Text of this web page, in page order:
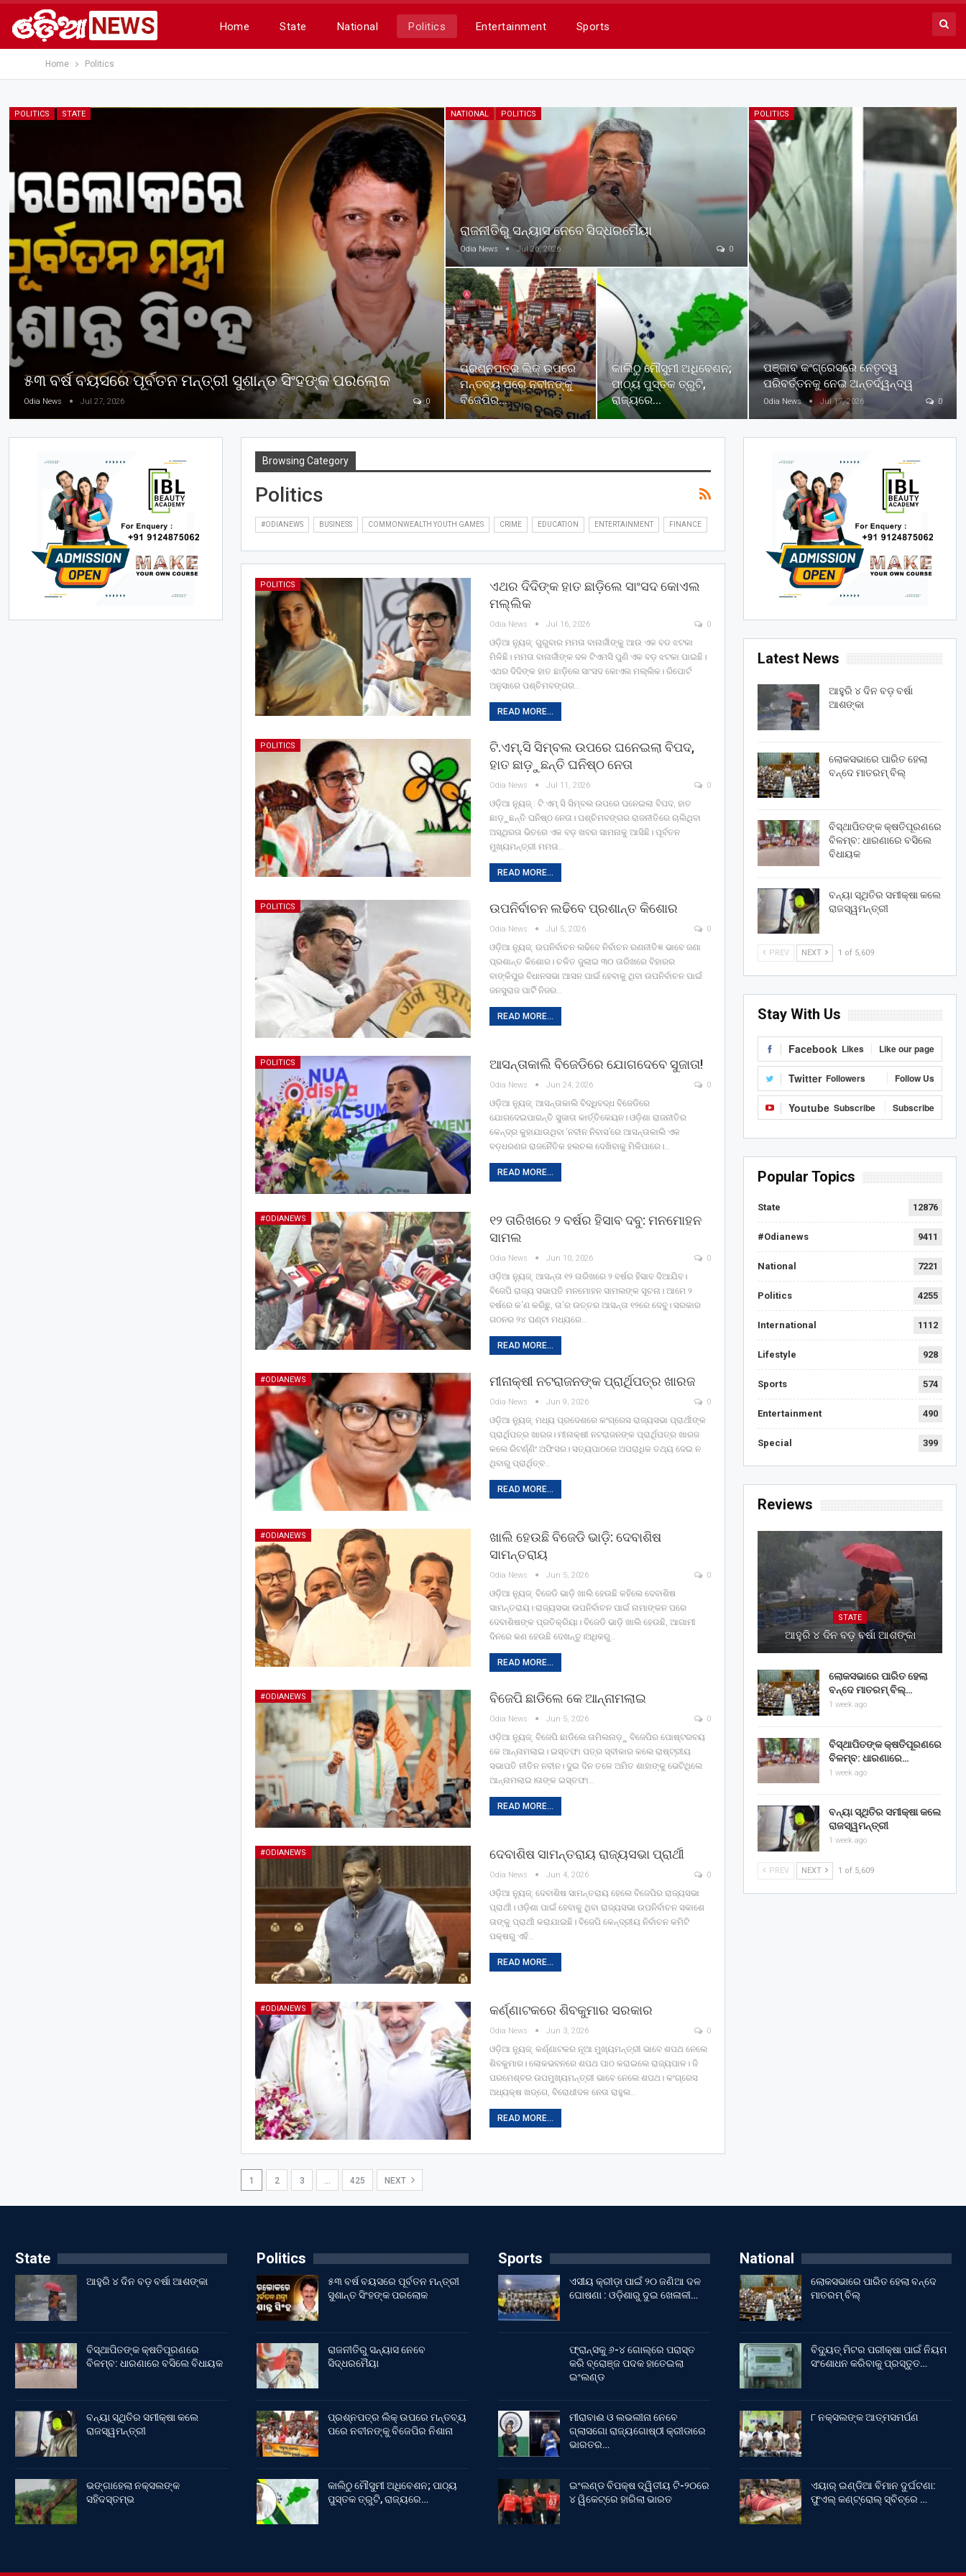
Home State National Politics Entertainment Sports
Home Politics
POLITICS STATE
୫୩ ବର୍ଷ ବୟସରେ ପୂର୍ବତନ ମନ୍ତ୍ରୀ ସୁଶାନ୍ତ ସିଂହଙ୍କ ପରଲୋକ
Odia News Jul 27, 2026 0
NATIONAL POLITICS
ରାଜନୀତିରୁ ସନ୍ୟାସ ନେବେ ସିଦ୍ଧରମୈୟା
Odia News Jul 26, 2026 0
ପ୍ରଶ୍ନପତ୍ର ଲିକ୍ ଉପରେ
ମନ୍ତବ୍ୟ ପରେ ନବୀନଙ୍କୁ
ବିଜେପିର…
କାଲିଠୁ ମୌସୁମୀ ଅଧିବେଶନ;
ପାଠ୍ୟ ପୁସ୍ତକ ତ୍ରୁଟି,
ରାଜ୍ୟରେ…
POLITICS
ପଞ୍ଜାବ କଂଗ୍ରେସରେ ନେତୃତ୍ୱ
ପରିବର୍ତ୍ତନକୁ ନେଇ ଅନ୍ତର୍ଦ୍ୱନ୍ଦ୍ୱ
Odia News Jul 17, 2026 0
Browsing Category
Politics
#ODIANEWS BUSINESS COMMONWEALTH YOUTH GAMES CRIME EDUCATION ENTERTAINMENT FINANCE
POLITICS
ଏଥର ଦିଦିଙ୍କ ହାତ ଛାଡ଼ିଲେ ସାଂସଦ କୋଏଲ
ମଲ୍ଲିକ
Odia News Jul 16, 2026 0
ଓଡ଼ିଆ ନ୍ୟୁଜ୍: ଗୁରୁବାର ମମତା ବାନାର୍ଜୀଙ୍କୁ ଆଉ ଏକ ବଡ ଝଟକା
ମିଳିଛି। ମମତା ବାନାର୍ଜୀଙ୍କ ଦଳ ଟିଏମସି ପୁଣି ଏକ ବଡ଼ ଝଟକା ପାଇଛି।
ଏଥର ଦିଦିଙ୍କ ହାତ ଛାଡ଼ିଲେ ସାଂସଦ କୋଏଲ ମଲ୍ଲିକ। ରିପୋର୍ଟ
ଅନୁସାରେ ପଶ୍ଚିମବଙ୍ଗର…
READ MORE...
POLITICS
ଟି.ଏମ୍.ସି ସିମ୍ବଲ ଉପରେ ଘନେଇଲା ବିପଦ,
ହାତ ଛାଡ଼ୁଛନ୍ତି ଘନିଷ୍ଠ ନେତା
Odia News Jul 11, 2026 0
ଓଡ଼ିଆ ନ୍ୟୁଜ୍ : ଟି.ଏମ୍.ସି ସିମ୍ବଲ ଉପରେ ଘନେଇଲା ବିପଦ, ହାତ
ଛାଡ଼ୁଛନ୍ତି ଘନିଷ୍ଠ ନେତା। ପଶ୍ଚିମବଙ୍ଗର ରାଜନୀତିରେ ଚାଲିଥିବା
ଅସ୍ଥିରତା ଭିତରେ ଏକ ବଡ଼ ଖବର ସାମନାକୁ ଆସିଛି। ପୂର୍ବତନ
ମୁଖ୍ୟମନ୍ତ୍ରୀ ମମତା…
READ MORE...
POLITICS ଉପନିର୍ବାଚନ ଲଢିବେ ପ୍ରଶାନ୍ତ କିଶୋର
Odia News Jul 5, 2026 0
ଓଡ଼ିଆ ନ୍ୟୁଜ୍: ଉପନିର୍ବାଚନ ଲଢିବେ ନିର୍ବାଚନ ରଣନୀତିଜ୍ଞ ଭାବେ ଜଣା
ପ୍ରଶାନ୍ତ କିଶୋର। ଚଳିତ ଜୁଲାଇ ୩୦ ତାରିଖରେ ବିହାରର
ବାଙ୍କିପୁର ବିଧାନସଭା ଆସନ ପାଇଁ ହେବାକୁ ଥିବା ଉପନିର୍ବାଚନ ପାଇଁ
ଜନସୁରାଜ ପାର୍ଟି ନିଜର…
READ MORE...
POLITICS ଆସନ୍ତାକାଲି ବିଜେଡିରେ ଯୋଗଦେବେ ସୁଜାତା!
Odia News Jun 24, 2026 0
ଓଡ଼ିଆ ନ୍ୟୁଜ୍: ଆସନ୍ତାକାଲି ବିଦ୍ଧିବଦ୍ଧ ବିଜେଡିରେ
ଯୋଗଦେଇପାରନ୍ତି ସୁଜାତା କାର୍ତ୍ତିକେୟନ। ଓଡ଼ିଶା ରାଜନୀତିର
କେନ୍ଦ୍ର କୁହାଯାଉଥିବା ‘ନବୀନ ନିବାସ’ରେ ଆସନ୍ତାକାଲି ଏକ
ବଡ଼ଧରଣର ରାଜନୈତିକ ହଲଚଲ ଦେଖିବାକୁ ମିଳିପାରେ।…
READ MORE...
#ODIANEWS
୧୨ ତାରିଖରେ ୨ ବର୍ଷର ହିସାବ ଦବୁ: ମନମୋହନ
ସାମଲ
Odia News Jun 10, 2026 0
ଓଡ଼ିଆ ନ୍ୟୁଜ୍: ଆସନ୍ତା ୧୨ ତାରିଖରେ ୨ ବର୍ଷର ହିସାବ ଦିଆଯିବ।
ବିଜେପି ରାଜ୍ୟ ସଭାପତି ମନମୋହନ ସାମଲଙ୍କ ସୂଚନା। ଆମେ ୨
ବର୍ଷରେ କ'ଣ କରିଛୁ, ତା'ର ଉତ୍ତର ଆସନ୍ତା ୧୨ରେ ଦେବୁ। ସରକାର
ଗଠନର ୨୪ ଘଣ୍ଟା ମଧ୍ୟରେ…
READ MORE...
#ODIANEWS ମୀନାକ୍ଷୀ ନଟରାଜନଙ୍କ ପ୍ରାର୍ଥିପତ୍ର ଖାରଜ
Odia News Jun 9, 2026 0
ଓଡ଼ିଆ ନ୍ୟୁଜ୍: ମଧ୍ୟ ପ୍ରଦେଶରେ କଂଗ୍ରେସ ରାଜ୍ୟସଭା ପ୍ରାର୍ଥୀଙ୍କ
ପ୍ରାର୍ଥିପତ୍ର ଖାରଜ। ମୀନାକ୍ଷୀ ନଟରାଜନଙ୍କ ପ୍ରାର୍ଥିପତ୍ର ଖାରଜ
କଲେ ରିଟର୍ଣ୍ଣିଂ ଅଫିସର। ସତ୍ୟପାଠରେ ଅପରାଧିକ ତଥ୍ୟ ଦେଇ ନ
ଥିବାରୁ ପ୍ରାର୍ଥିତ୍ବ…
READ MORE...
#ODIANEWS
ଖାଲି ହେଉଛି ବିଜେଡି ଭାଡ଼ି: ଦେବାଶିଷ
ସାମନ୍ତରାୟ
Odia News Jun 5, 2026 0
ଓଡ଼ିଆ ନ୍ୟୁଜ୍: ବିଜେଡି ଭାଡ଼ି ଖାଲି ହେଉଛି କହିଲେ ଦେବାଶିଷ
ସାମନ୍ତରାୟ। ରାଜ୍ୟସଭା ଉପନିର୍ବାଚନ ପାଇଁ ନାମାଙ୍କନ ପରେ
ଦେବାଶିଷଙ୍କ ପ୍ରତିକ୍ରିୟା। ବିଜେଡି ଭାଡ଼ି ଖାଲି ହେଉଛି, ଆଗାମୀ
ଦିନରେ କଣ ହେଉଛି ଦେଖନ୍ତୁ।ଅଧିକରୁ…
READ MORE...
#ODIANEWS ବିଜେପି ଛାଡିଲେ କେ ଆନ୍ନାମଲାଇ
Odia News Jun 5, 2026 0
ଓଡ଼ିଆ ନ୍ୟୁଜ୍: ବିଜେପି ଛାଡିଲେ ତାମିଲନାଡ଼ୁ ବିଜେପିର ପୋଷ୍ଟରବୟ
କେ ଆନ୍ନାମଲାଇ। ଇସ୍ତଫା ପତ୍ର ସ୍ବୀକାର କଲେ ରାଷ୍ଟ୍ରୀୟ
ସଭାପତି ନୀତିନ ନବୀନ। ଦୁଇ ଦିନ ତଳେ ଅମିତ ଶାହାଙ୍କୁ ଭେଟିଥିଲେ
ଆନ୍ନାମଲାଇ।ତାଙ୍କ ଇସ୍ତଫା…
READ MORE...
#ODIANEWS ଦେବାଶିଷ ସାମନ୍ତରାୟ ରାଜ୍ୟସଭା ପ୍ରାର୍ଥୀ
Odia News Jun 4, 2026 0
ଓଡ଼ିଆ ନ୍ୟୁଜ୍: ଦେବାଶିଷ ସାମନ୍ତରାୟ ହେଲେ ବିଜେପିର ରାଜ୍ୟସଭା
ପ୍ରାର୍ଥୀ। ଓଡ଼ିଶା ପାଇଁ ହେବାକୁ ଥିବା ରାଜ୍ୟସଭା ଉପନିର୍ବାଚନ ସକାଶେ
ତାଙ୍କୁ ପ୍ରାର୍ଥୀ କରାଯାଇଛି। ବିଜେପି କେନ୍ଦ୍ରୀୟ ନିର୍ବାଚନ କମିଟି
ପକ୍ଷରୁ ଏହି…
READ MORE...
#ODIANEWS କର୍ଣ୍ଣାଟକରେ ଶିବକୁମାର ସରକାର
Odia News Jun 3, 2026 0
ଓଡ଼ିଆ ନ୍ୟୁଜ୍: କର୍ଣ୍ଣାଟକର ନୂଆ ମୁଖ୍ୟମନ୍ତ୍ରୀ ଭାବେ ଶପଥ ନେଲେ
ଶିବକୁମାର। ଲୋକଭବନରେ ଶପଥ ପାଠ କରାଇଲେ ରାଜ୍ୟପାଳ। ଜି
ପରମେଶ୍ବର ଉପମୁଖ୍ୟମନ୍ତ୍ରୀ ଭାବେ ନେଲେ ଶପଥ। କଂଗ୍ରେସ
ଅଧ୍ୟକ୍ଷ ଖଡ୍‌ଗେ, ବିରୋଧୀଦଳ ନେତା ରାହୁଲ…
READ MORE...
1 2 3 … 425 NEXT
Latest News
ଆହୁରି ୪ ଦିନ ବଡ଼ ବର୍ଷା
ଆଶଙ୍କା
ଲୋକସଭାରେ ପାରିତ ହେଲା
ବନ୍ଦେ ମାତରମ୍‌ ବିଲ୍‌
ବିସ୍ଥାପିତଙ୍କ କ୍ଷତିପୂରଣରେ
ବିଳମ୍ବ: ଧାରଣାରେ ବସିଲେ
ବିଧାୟକ
ବନ୍ୟା ସ୍ଥିତିର ସମୀକ୍ଷା କଲେ
ରାଜସ୍ୱମନ୍ତ୍ରୀ
PREV NEXT 1 of 5,609
Stay With Us
Facebook Likes Like our page
Twitter Followers Follow Us
Youtube Subscribe Subscribe
Popular Topics
State 12876
#Odianews 9411
National 7221
Politics 4255
International 1112
Lifestyle 928
Sports 574
Entertainment 490
Special 399
Reviews
STATE
ଆହୁରି ୪ ଦିନ ବଡ଼ ବର୍ଷା ଆଶଙ୍କା
ଲୋକସଭାରେ ପାରିତ ହେଲା
ବନ୍ଦେ ମାତରମ୍‌ ବିଲ୍‌…
1 week ago
ବିସ୍ଥାପିତଙ୍କ କ୍ଷତିପୂରଣରେ
ବିଳମ୍ବ: ଧାରଣାରେ…
1 week ago
ବନ୍ୟା ସ୍ଥିତିର ସମୀକ୍ଷା କଲେ
ରାଜସ୍ୱମନ୍ତ୍ରୀ
1 week ago
PREV NEXT 1 of 5,609
State
ଆହୁରି ୪ ଦିନ ବଡ଼ ବର୍ଷା ଆଶଙ୍କା
ବିସ୍ଥାପିତଙ୍କ କ୍ଷତିପୂରଣରେ
ବିଳମ୍ବ: ଧାରଣାରେ ବସିଲେ ବିଧାୟକ
ବନ୍ୟା ସ୍ଥିତିର ସମୀକ୍ଷା କଲେ
ରାଜସ୍ୱମନ୍ତ୍ରୀ
ଭଙ୍ଗାହେଲା ନକ୍ସଲଙ୍କ
ସହିଦସ୍ତମ୍ଭ
Politics
୫୩ ବର୍ଷ ବୟସରେ ପୂର୍ବତନ ମନ୍ତ୍ରୀ
ସୁଶାନ୍ତ ସିଂହଙ୍କ ପରଲୋକ
ରାଜନୀତିରୁ ସନ୍ୟାସ ନେବେ
ସିଦ୍ଧରମୈୟା
ପ୍ରଶ୍ନପତ୍ର ଲିକ୍ ଉପରେ ମନ୍ତବ୍ୟ
ପରେ ନବୀନଙ୍କୁ ବିଜେପିର ନିଶାନା
କାଲିଠୁ ମୌସୁମୀ ଅଧିବେଶନ; ପାଠ୍ୟ
ପୁସ୍ତକ ତ୍ରୁଟି, ରାଜ୍ୟରେ…
Sports
ଏସୀୟ କ୍ରୀଡ଼ା ପାଇଁ ୨୦ ଜଣିଆ ଦଳ
ଘୋଷଣା : ଓଡ଼ିଶାରୁ ଦୁଇ ଖେଳାଳୀ…
ଫ୍ରାନ୍ସକୁ ୬-୪ ଗୋଲ୍‌ରେ ପରାସ୍ତ
କରି ବ୍ରୋଞ୍ଜ ପଦକ ହାତେଇଲା
ଇଂଲଣ୍ଡ
ମୀରାବାଈ ଓ ଲଭଲୀନା ନେବେ
ଗ୍ଲାସଗୋ ରାଜ୍ୟଗୋଷ୍ଠୀ କ୍ରୀଡାରେ
ଭାରତର…
ଇଂଲଣ୍ଡ ବିପକ୍ଷ ଦ୍ୱିତୀୟ ଟି-୨୦ରେ
୪ ୱିକେଟ୍‌ରେ ହାରିଲା ଭାରତ
National
ଲୋକସଭାରେ ପାରିତ ହେଲା ବନ୍ଦେ
ମାତରମ୍‌ ବିଲ୍‌
ବିଦ୍ୟୁତ୍ ମିଟର ପରୀକ୍ଷା ପାଇଁ ନିୟମ
ସଂଶୋଧନ କରିବାକୁ ପ୍ରସ୍ତୁତ…
୮ ନକ୍ସଲଙ୍କ ଆତ୍ମସମର୍ପଣ
ଏୟାର୍ ଇଣ୍ଡିଆ ବିମାନ ଦୁର୍ଘଟଣା:
ଫୁଏଲ୍‌ କଣ୍ଟ୍ରୋଲ୍‌ ସ୍ବିଚ୍‌ରେ …